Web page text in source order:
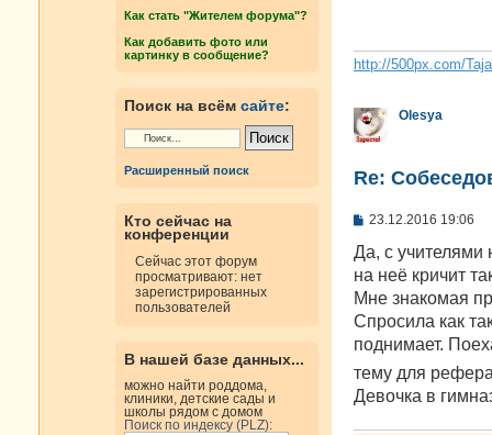
Как стать "Жителем форума"?
Как добавить фото или
картинку в сообщение?
Поиск на всём сайте:
Расширенный поиск
Кто сейчас на
конференции
Сейчас этот форум
просматривают: нет
зарегистрированных
пользователей
В нашей базе данных...
можно найти роддома,
клиники, детские сады и
школы рядом с домом
Поиск по индексу (PLZ):
н
и
http://500px.com/
Olesya
Re:
С
о
б
щ
е
и
е
23.12.2016 19:06
Да, с учителями
на неё кричит
Мне знакомая
Спросила как
поднимает.
тему для
Девочка в